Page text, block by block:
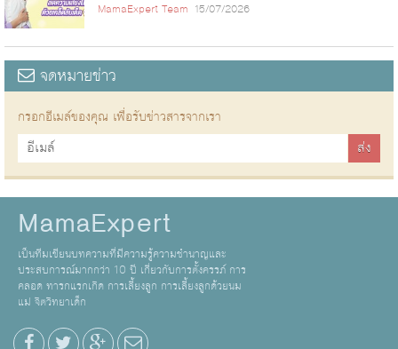
MamaExpert Team 15/07/2026
จดหมายข่าว
กรอกอีเมล์ของคุณ เพื่อรับข่าวสารจากเรา
MamaExpert
เป็นทีมเขียนบทความที่มีความรู้ความชำนาญและ
ประสบการณ์มากกว่า 10 ปี เกี่ยวกับการตั้งครรภ์ การ
คลอด ทารกแรกเกิด การเลี้ยงลูก การเลี้ยงลูกด้วยนม
แม่ จิตวิทยาเด็ก